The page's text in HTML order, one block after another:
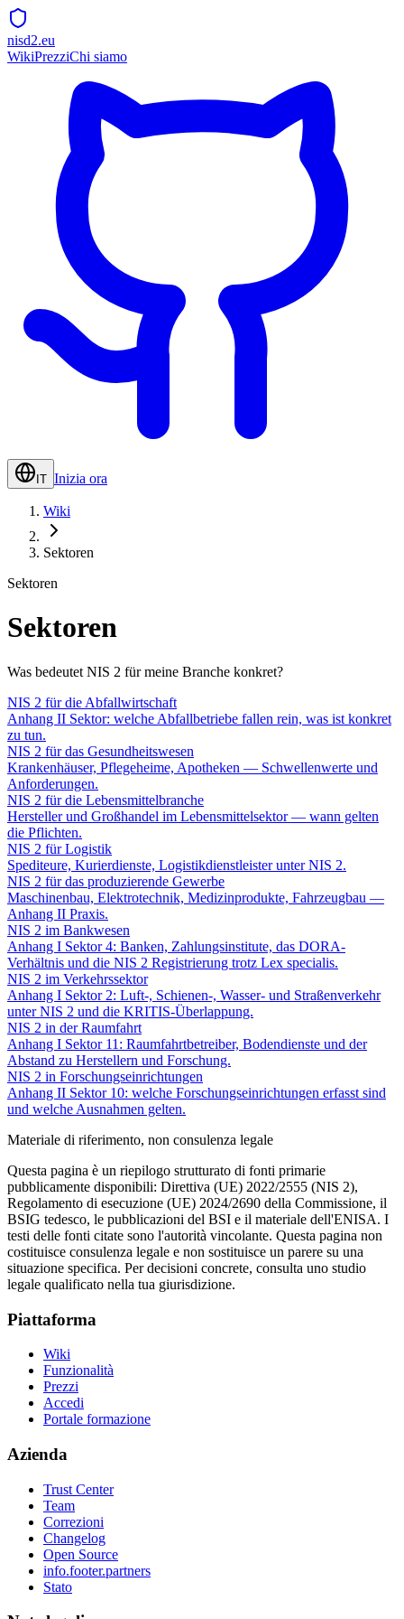
nisd2.eu
WikiPrezziChi siamo
IT Inizia ora
Wiki
Sektoren
Sektoren
Sektoren
Was bedeutet NIS 2 für meine Branche konkret?
NIS 2 für die Abfallwirtschaft
Anhang II Sektor: welche Abfallbetriebe fallen rein, was ist konkret
zu tun.
NIS 2 für das Gesundheitswesen
Krankenhäuser, Pflegeheime, Apotheken — Schwellenwerte und
Anforderungen.
NIS 2 für die Lebensmittelbranche
Hersteller und Großhandel im Lebensmittelsektor — wann gelten
die Pflichten.
NIS 2 für Logistik
Spediteure, Kurierdienste, Logistikdienstleister unter NIS 2.
NIS 2 für das produzierende Gewerbe
Maschinenbau, Elektrotechnik, Medizinprodukte, Fahrzeugbau —
Anhang II Praxis.
NIS 2 im Bankwesen
Anhang I Sektor 4: Banken, Zahlungsinstitute, das DORA-
Verhältnis und die NIS 2 Registrierung trotz Lex specialis.
NIS 2 im Verkehrssektor
Anhang I Sektor 2: Luft-, Schienen-, Wasser- und Straßenverkehr
unter NIS 2 und die KRITIS-Überlappung.
NIS 2 in der Raumfahrt
Anhang I Sektor 11: Raumfahrtbetreiber, Bodendienste und der
Abstand zu Herstellern und Forschung.
NIS 2 in Forschungseinrichtungen
Anhang II Sektor 10: welche Forschungseinrichtungen erfasst sind
und welche Ausnahmen gelten.
Materiale di riferimento, non consulenza legale
Questa pagina è un riepilogo strutturato di fonti primarie
pubblicamente disponibili: Direttiva (UE) 2022/2555 (NIS 2),
Regolamento di esecuzione (UE) 2024/2690 della Commissione, il
BSIG tedesco, le pubblicazioni del BSI e il materiale dell'ENISA. I
testi delle fonti citate sono l'autorità vincolante. Questa pagina non
costituisce consulenza legale e non sostituisce un parere su una
situazione specifica. Per decisioni concrete, consulta uno studio
legale qualificato nella tua giurisdizione.
Piattaforma
Wiki
Funzionalità
Prezzi
Accedi
Portale formazione
Azienda
Trust Center
Team
Correzioni
Changelog
Open Source
info.footer.partners
Stato